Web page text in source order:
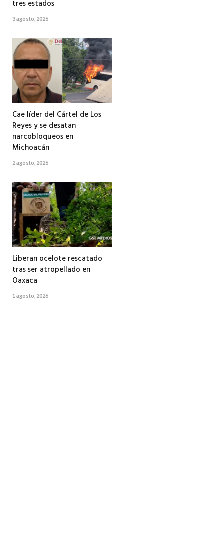
tres estados
3 agosto, 2026
Cae líder del Cártel de Los
Reyes y se desatan
narcobloqueos en
Michoacán
2 agosto, 2026
Liberan ocelote rescatado
tras ser atropellado en
Oaxaca
1 agosto, 2026